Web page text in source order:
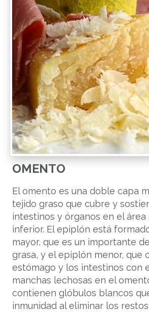
OMENTO
El omento es una doble capa
tejido graso que cubre y
intestinos y órganos en el área
inferior. El epiplón está
mayor, que es un importante
grasa, y el epiplón menor, que
estómago y los intestinos con
manchas lechosas en el
contienen glóbulos blancos
inmunidad al eliminar los